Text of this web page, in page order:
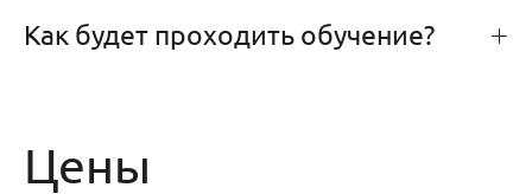
Как будет проходить обучение?
Цены